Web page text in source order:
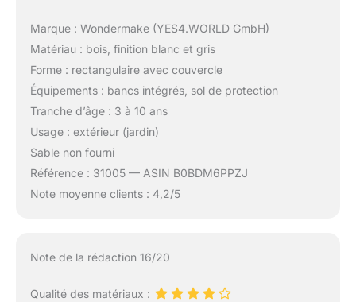
Marque : Wondermake (YES4.WORLD GmbH)
Matériau : bois, finition blanc et gris
Forme : rectangulaire avec couvercle
Équipements : bancs intégrés, sol de protection
Tranche d’âge : 3 à 10 ans
Usage : extérieur (jardin)
Sable non fourni
Référence : 31005 — ASIN B0BDM6PPZJ
Note moyenne clients : 4,2/5
Note de la rédaction 16/20
Qualité des matériaux :